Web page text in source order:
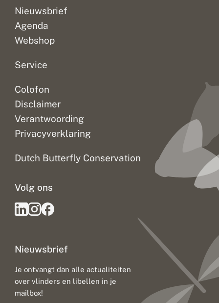
Nieuwsbrief
Agenda
Webshop
Service
Colofon
Disclaimer
Verantwoording
Privacyverklaring
Dutch Butterfly Conservation
Nieuwsbrief
Je ontvangt dan alle actualiteiten
over vlinders en libellen in je
mailbox!
Volg ons